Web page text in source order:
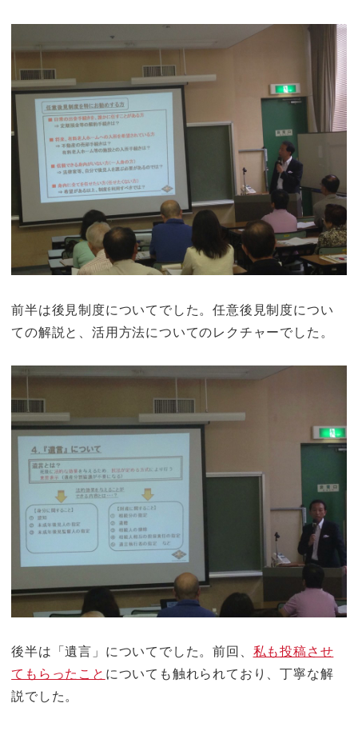
前半は後見制度についてでした。任意後見制度につい
ての解説と、活用方法についてのレクチャーでした。
後半は「遺言」についてでした。前回、 私も投稿させ
てもらったこと についても触れられており、丁寧な解
説でした。